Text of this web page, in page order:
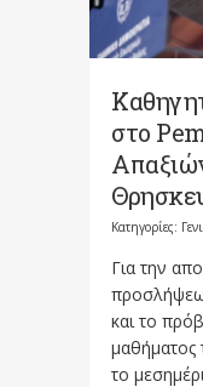
στο
Κατηγορίες:
Για την
και το
μαθήματος
το